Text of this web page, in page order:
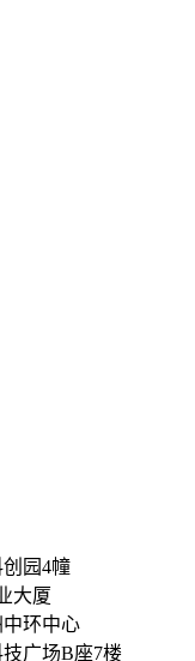
园4幢
大厦
中环中心
广场B座7楼